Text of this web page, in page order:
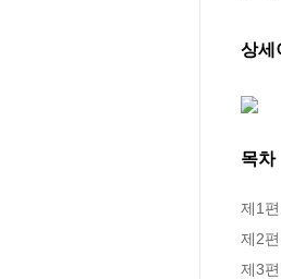
상세
목차
제1
제2
제3